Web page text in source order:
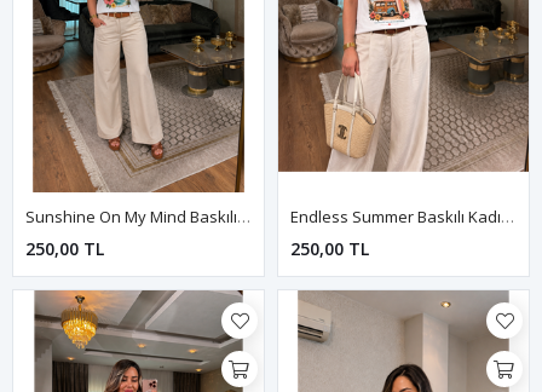
Sunshine On My Mind Baskılı Kadın Tişört-Beyaz
250,00 TL
Endless Summer Baskılı Kadın Tişört-Beyaz
250,00 TL